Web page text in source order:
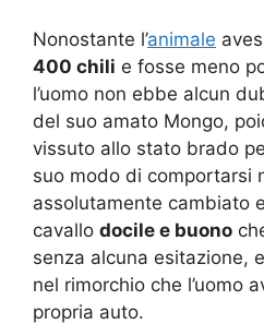
Nonostante l’animale
400 chili e fosse meno
l’uomo non ebbe alcun
del suo amato Mongo,
vissuto allo stato brado
suo modo di comportarsi
assolutamente cambiato
cavallo docile e buono
senza alcuna esitazione,
nel rimorchio che l’uomo
propria auto.